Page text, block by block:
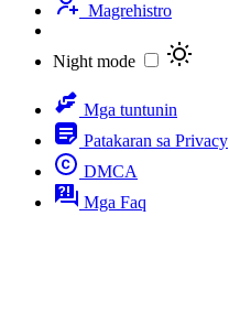
Magrehistro
Night mode
Mga tuntunin
Patakaran sa Privacy
DMCA
Mga Faq